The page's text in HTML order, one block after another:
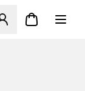
Modal til at